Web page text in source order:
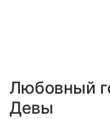
Любовный
Девы